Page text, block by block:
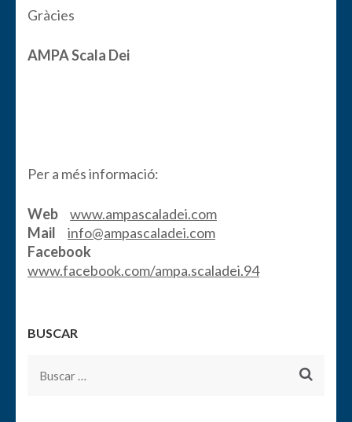
Gràcies
AMPA Scala Dei
Per a més informació:
Web
www.ampascaladei.com
Mail
info@ampascaladei.com
Facebook
www.facebook.com/ampa.scaladei.94
BUSCAR
Buscar: